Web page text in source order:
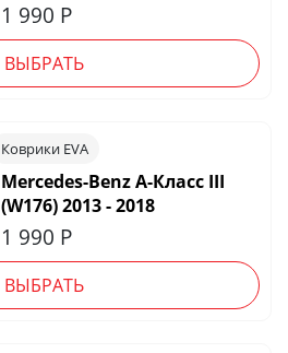
1 990 Р
ВЫБРАТЬ
Коврики EVA
Mercedes-Benz A-Класс III
(W176) 2013 - 2018
1 990 Р
ВЫБРАТЬ